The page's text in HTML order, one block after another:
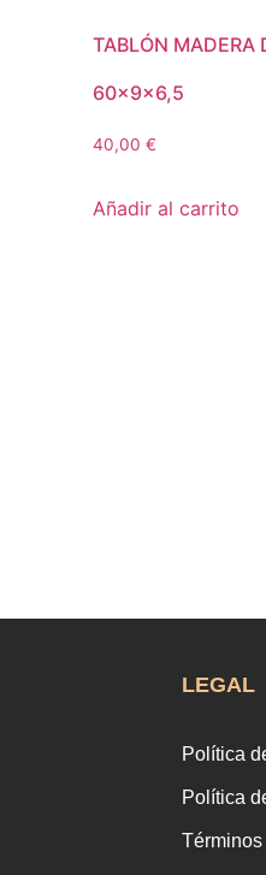
TABLÓN MADERA
60x9x6,5
40,00€
Añadir al carrito
LEGAL
Política
Política